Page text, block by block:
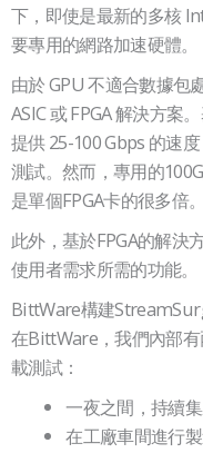
下，即使是最新的多核
要專用的網路加速硬體。
由於 GPU 不適合數據包
ASIC 或 FPGA 解決方案
提供 25-100 Gbps 的速
測試。然而，專用的
是單個FPGA卡的很多倍。
此外，基於FPGA的解決
使用者需求所需的功能。
BittWare構建
在BittWare，我們內部
載測試：
一夜之間，持續
在工廠車間進行